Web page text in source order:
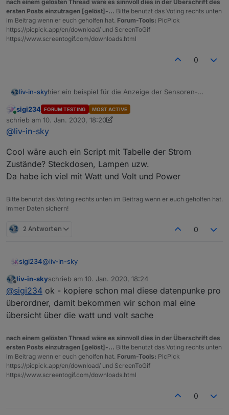
Die ID kann anders sein, interessant ist indicator.lowbat
nach einem gelösten Thread wäre es sinnvoll dies in der Überschrift des
ersten Posts einzutragen [gelöst]-... Bitte benutzt das Voting rechts unten
im Beitrag wenn er euch geholfen hat. Forum-Tools: PicPick
https://picpick.app/en/download/ und ScreenToGif
https://www.screentogif.com/downloads.html
0
liv-in-skyhier ein beispiel für die Anzeige der Sensoren-
iQontrol) - angelehnt an die scripte für html tabellen:
https://forum.iobroker.net/topic/28021/html-table-für-
vis-oder-iqontrol-js-und-blockly
export der widgets
material list
tabelle mit anderer farbe - ist
Online
sigi234 FORUM TESTING MOST ACTIVE
schrieb am 10. Jan. 2020, 18:20
zuletzt editiert von sigi2341. Okt. 2020, 19:25
@liv-in-sky
Cool wäre auch ein Script mit Tabelle der Strom
Zustände? Steckdosen, Lampen uzw.
Da habe ich viel mit Watt und Volt und Power
Bitte benutzt das Voting rechts unten im Beitrag wenn er euch geholfen hat.
Immer Daten sichern!
2 Antworten 0
sigi234@liv-in-sky
Cool wäre auch ein Script mit Tabelle der Strom
Zustände? Steckdosen, Lampen uzw.
Da habe ich viel mit Watt und Volt und Power
Offline
liv-in-skyschrieb am 10. Jan. 2020, 18:24
zuletzt editiert von
@sigi234 ok - kopiere schon mal diese datenpunke pro
überordner, damit bekommen wir schon mal eine
übersicht über die watt und volt sache
nach einem gelösten Thread wäre es sinnvoll dies in der Überschrift des
ersten Posts einzutragen [gelöst]-... Bitte benutzt das Voting rechts unten
im Beitrag wenn er euch geholfen hat. Forum-Tools: PicPick
https://picpick.app/en/download/ und ScreenToGif
https://www.screentogif.com/downloads.html
0